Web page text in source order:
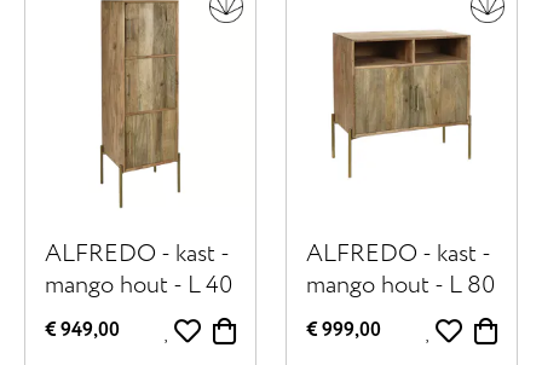
ALFREDO - kast -
mango hout - L 40
x W 40 x H 145
cm - naturel
€ 949,00
ALFREDO - kast -
mango hout - L 80
x W 40 x H 85 cm
- naturel
€ 999,00